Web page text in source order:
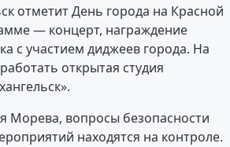
отметит День города на Красной
— концерт, награждение
с участием диджеев города. На
открытая студия
Морева, вопросы безопасности
находятся на контроле.